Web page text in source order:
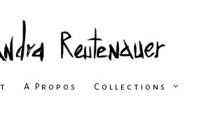
A Propos Collections